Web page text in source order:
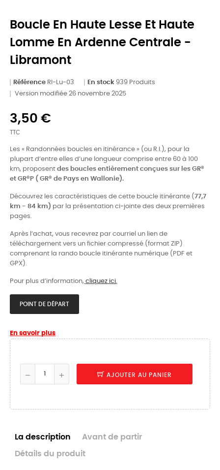
Boucle En Haute Lesse Et Haute
Lomme En Ardenne Centrale -
Libramont
Référence RI-Lu-03 En stock 939 Produits
Version modifiée 26 novembre 2025
3,50 €
TTC
Les « Randonnées boucles en itinérance » (ou R.I.), pour la
plupart d’entre elles d’une longueur comprise entre 60 à 100
km, proposent des boucles entièrement conçues sur les GR®
et GR®P ( GR® de Pays en Wallonie).
Découvrez les caractéristiques de cette boucle itinérante (77,7
km - 84 km) par la présentation ci-jointe des deux premières
pages.
Après l’achat, vous recevrez par courriel un lien de
téléchargement vers un fichier compressé (format ZIP)
comprenant la rando boucle itinérante numérique (PDF et
GPX).
Pour plus d’information, cliquez ici
POINT DE DÉPART
En savoir plus
AJOUTER AU PANIER
La description Avant de partir
Détails du produit